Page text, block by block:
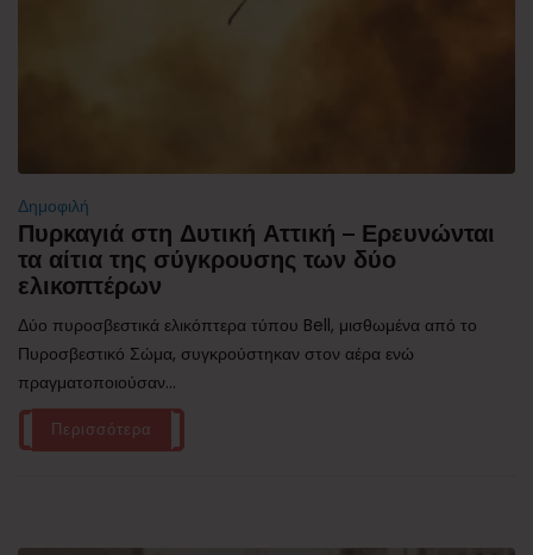
Δημοφιλή
Πυρκαγιά στη Δυτική Αττική – Ερευνώνται
τα αίτια της σύγκρουσης των δύο
ελικοπτέρων
Δύο πυροσβεστικά ελικόπτερα τύπου Bell, μισθωμένα από το
Πυροσβεστικό Σώμα, συγκρούστηκαν στον αέρα ενώ
πραγματοποιούσαν...
Περισσότερα